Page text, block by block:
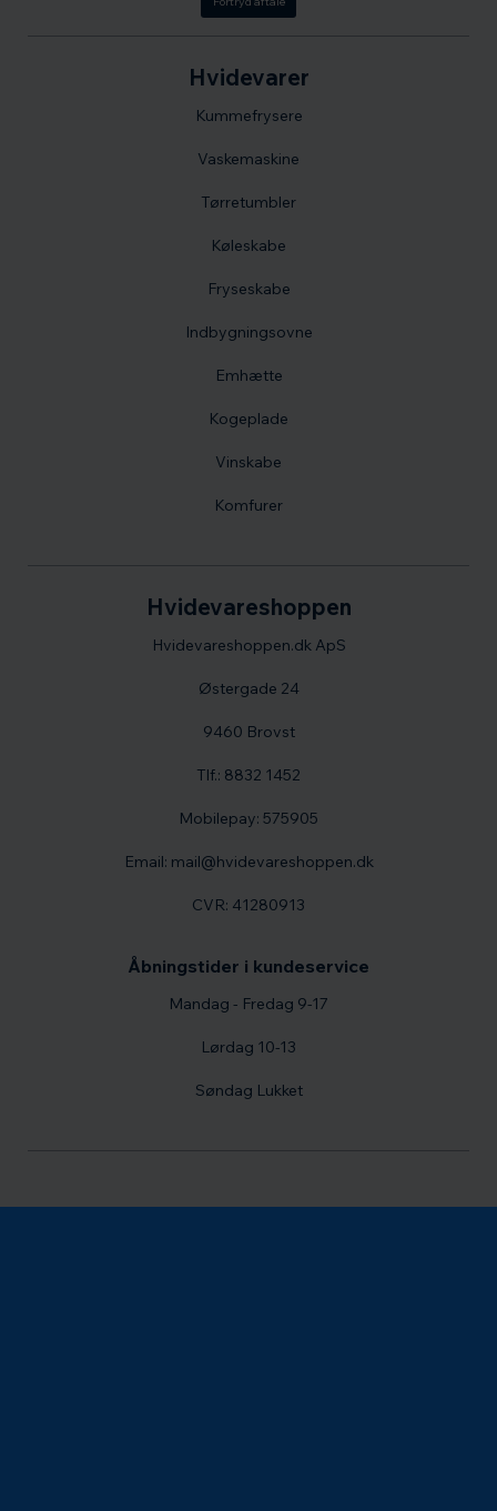
Hvidevareshoppen
Hvidevareshoppen.dk ApS
Østergade 24
9460 Brovst
Tlf.: 8832 1452
Mobilepay: 575905
Email: mail@hvidevareshoppen.dk
CVR: 41280913
Åbningstider i kundeservice
Mandag - Fredag 9-17
Lørdag 10-13
Søndag Lukket
Hvidevarer
Kummefrysere
Vaskemaskine
Tørretumbler
Køleskabe
Fryseskabe
Indbygningsovne
Emhætte
Kogeplade
Vinskabe
Komfurer